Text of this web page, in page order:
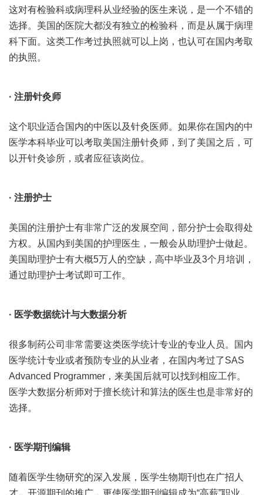
这对有检验科或病理科从业经验的医生来说，是一个不错的
选择。美国的医院大都没有独立的检验科，而是从属于病理
科下面。这类工作考过执照就可以上岗，也认可在国内考取
的执照。
· 注册针灸师
这个职业适合国内的中医以及针灸医师。如果你在国内的中
医学本科毕业可以考取美国注册针灸师，到了美国之后，可
以开针灸诊所，或者应征该岗位。
· 注册护士
美国的注册护士有非常广泛的发展空间，部分护士会取得处
方权。从国内到美国的护理医生，一般会从助理护士做起。
美国助理护士有大概5万人的空缺，高中毕业及3个月培训，
通过助理护士考试即可工作。
· 医学数据统计与大数据分析
很多制药公司非常需要这类医学统计专业的专业人员。国内
医学统计专业或者预防专业的从业者，在国内考过了SAS
Advanced Programmer，来美国后就可以找到相应工作。
医学大数据分析师对于擅长统计和算法的医生也是非常好的
选择。
· 医学期刊编辑
随着医学生物研究的深入发展，医学生物期刊也在广招人
才。开源期刊的推广，更使医学期刊编辑成为“高薪”职业。